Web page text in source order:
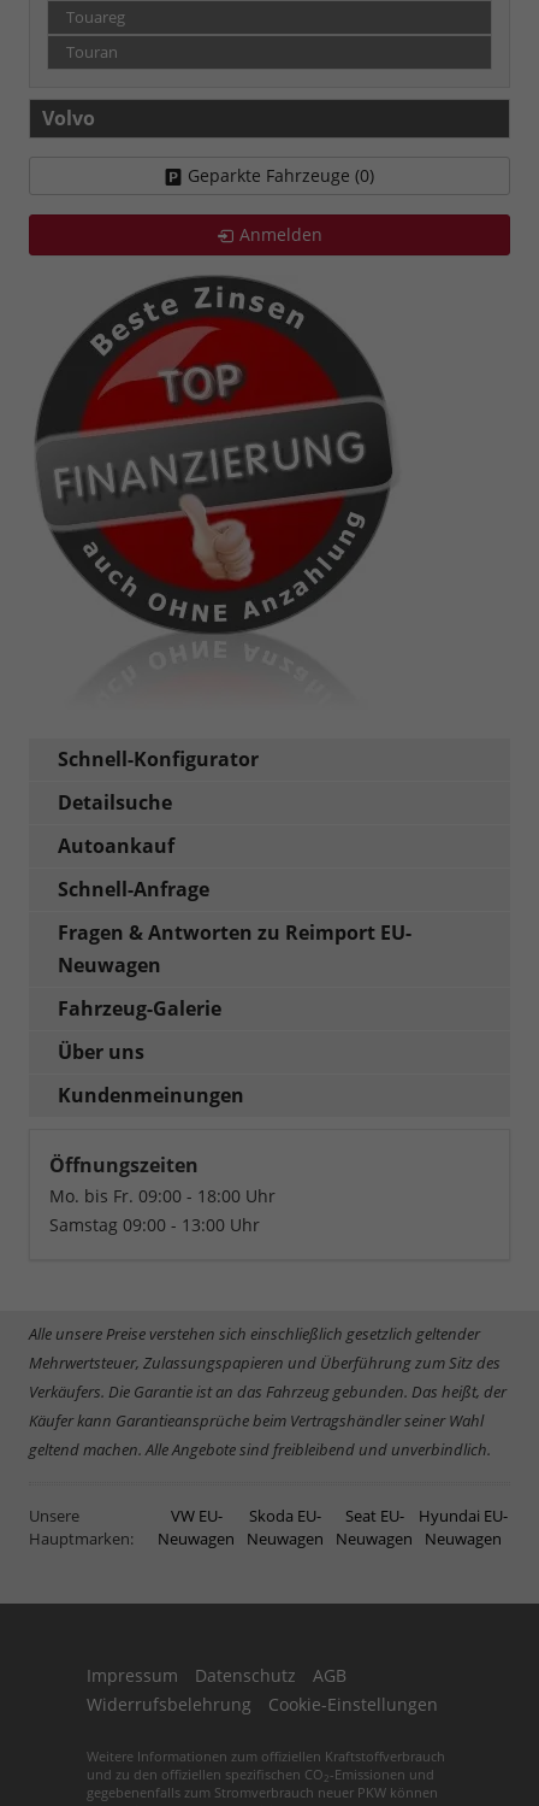
Touareg
Touran
Volvo
Geparkte Fahrzeuge (0)
Anmelden
Schnell-Konfigurator
Detailsuche
Autoankauf
Schnell-Anfrage
Fragen & Antworten zu Reimport EU-
Neuwagen
Fahrzeug-Galerie
Über uns
Kundenmeinungen
Öffnungszeiten
Mo. bis Fr. 09:00 - 18:00 Uhr
Samstag 09:00 - 13:00 Uhr
Alle unsere Preise verstehen sich einschließlich gesetzlich geltender
Mehrwertsteuer, Zulassungspapieren und Überführung zum Sitz des
Verkäufers. Die Garantie ist an das Fahrzeug gebunden. Das heißt, der
Käufer kann Garantieansprüche beim Vertragshändler seiner Wahl
geltend machen. Alle Angebote sind freibleibend und unverbindlich.
Unsere
Hauptmarken:
VW EU-
Neuwagen
Skoda EU-
Neuwagen
Seat EU-
Neuwagen
Hyundai EU-
Neuwagen
Impressum Datenschutz
AGB
Widerrufsbelehrung
Cookie-Einstellungen
Weitere Informationen zum offiziellen Kraftstoffverbrauch
und zu den offiziellen spezifischen CO2 -Emissionen und
gegebenenfalls zum Stromverbrauch neuer PKW können